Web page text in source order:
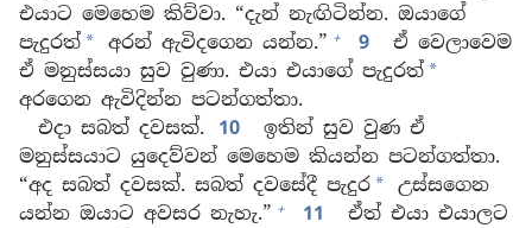
එයාට මෙහෙම කිව්වා. “දැන් නැඟිටින්න. ඔයාගේ
පැදුරත් * අරන් ඇවිදගෙන යන්න.” + 9
ඒ වෙලාවෙම
ඒ මනුස්සයා සුව වුණා. එයා එයාගේ පැදුරත් *
අරගෙන ඇවිදින්න පටන්ගත්තා.
එදා සබත් දවසක්.
10
ඉතින් සුව වුණ ඒ
මනුස්සයාට යුදෙව්වන් මෙහෙම කියන්න පටන්ගත්තා.
“අද සබත් දවසක්. සබත් දවසේදී පැදුර * උස්සගෙන
යන්න ඔයාට අවසර නැහැ.” + 11
ඒත් එයා එයාලට